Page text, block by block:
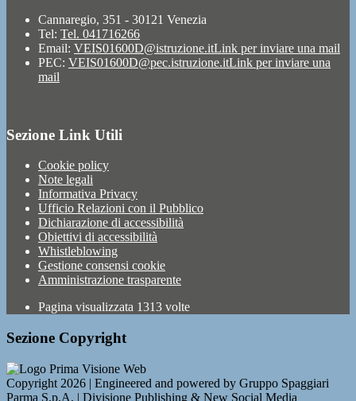
Cannaregio, 351 - 30121 Venezia
Tel: Tel. 041716266
Email: VEIS01600D@istruzione.itLink per inviare una mail
PEC: VEIS01600D@pec.istruzione.itLink per inviare una
mail
Sezione Link Utili
Cookie policy
Note legali
Informativa Privacy
Ufficio Relazioni con il Pubblico
Dichiarazione di accessibilità
Obiettivi di accessibilità
Whistleblowing
Gestione consensi cookie
Amministrazione trasparente
Pagina visualizzata 1313 volte
Sezione Copyright
Copyright 2026 | Engineered and powered by Gruppo Spaggiari
Parma S.p.A. | Divisione Publishing & New Social Media